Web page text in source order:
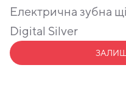
Електрична зубна
Digital Silver